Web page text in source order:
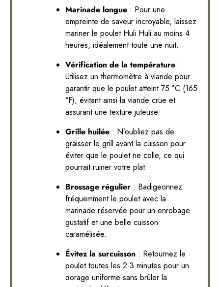
Marinade longue : Pour une
empreinte de saveur incroyable, laissez
mariner le poulet Huli Huli au moins 4
heures, idéalement toute une nuit.
Vérification de la température :
Utilisez un thermomètre à viande pour
garantir que le poulet atteint 75 °C (165
°F), évitant ainsi la viande crue et
assurant une texture juteuse.
Grille huilée : N’oubliez pas de
graisser le grill avant la cuisson pour
éviter que le poulet ne colle, ce qui
pourrait ruiner votre plat.
Brossage régulier : Badigeonnez
fréquemment le poulet avec la
marinade réservée pour un enrobage
gustatif et une belle cuisson
caramélisée.
Évitez la surcuisson : Retournez le
poulet toutes les 2-3 minutes pour un
dorage uniforme sans brûler la